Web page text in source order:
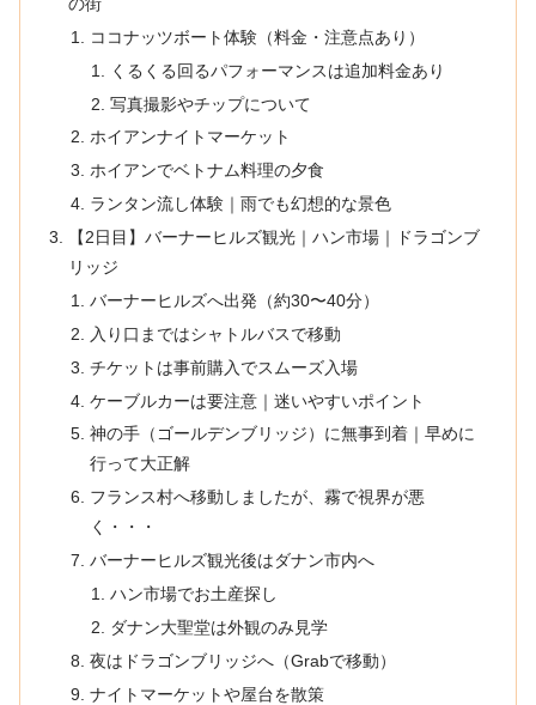
ココナッツボート体験（料金・注意点あり）
くるくる回るパフォーマンスは追加料金あり
写真撮影やチップについて
ホイアンナイトマーケット
ホイアンでベトナム料理の夕食
ランタン流し体験｜雨でも幻想的な景色
【2日目】バーナーヒルズ観光｜ハン市場｜ドラゴンブ
リッジ
バーナーヒルズへ出発（約30〜40分）
入り口まではシャトルバスで移動
チケットは事前購入でスムーズ入場
ケーブルカーは要注意｜迷いやすいポイント
神の手（ゴールデンブリッジ）に無事到着｜早めに
行って大正解
フランス村へ移動しましたが、霧で視界が悪
く・・・
バーナーヒルズ観光後はダナン市内へ
ハン市場でお土産探し
ダナン大聖堂は外観のみ見学
夜はドラゴンブリッジへ（Grabで移動）
ナイトマーケットや屋台を散策